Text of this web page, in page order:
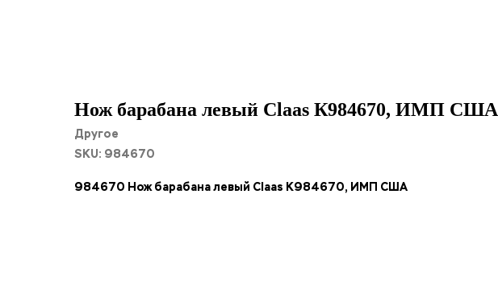
Нож барабана левый Claas К984670, ИМП США
Другое
SKU: 984670
984670 Нож барабана левый Claas К984670, ИМП США